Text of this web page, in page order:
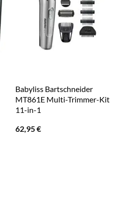
Babyliss Bartschneider
MT861E Multi-Trimmer-Kit
11-in-1
62,95€